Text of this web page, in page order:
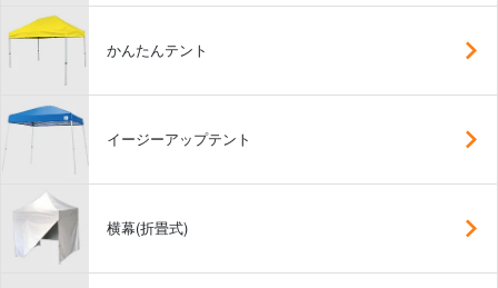
かんたんテント
イージーアップテント
横幕(折畳式)